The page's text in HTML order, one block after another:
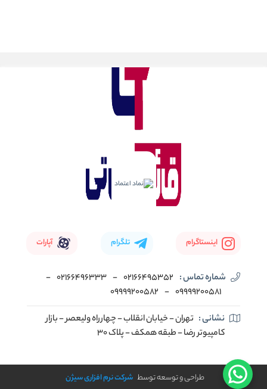
اینستاگرام تلگرام آپارات
شماره تماس : 02166495352
-
02166496333
-
09999200581
-
09999200582
نشانی : تهران - خیابان انقلاب - چهارراه ولیعصر - بازار
کامپیوتر رضا - طبقه همکف - پلاک 30
طراحی و توسعه توسط شرکت نرم افزاری سیژن